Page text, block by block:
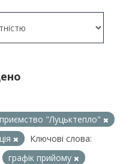
"Луцьктепло"
Ключові слова:
графік прийому